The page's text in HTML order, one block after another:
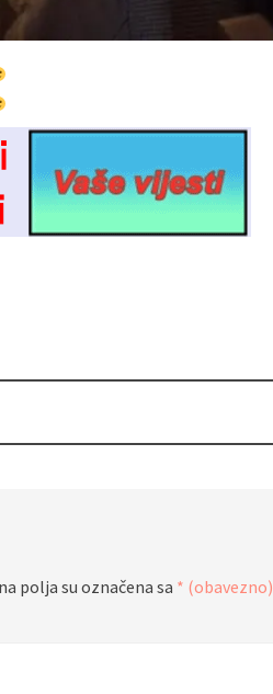
polja su označena sa * (obavezno)